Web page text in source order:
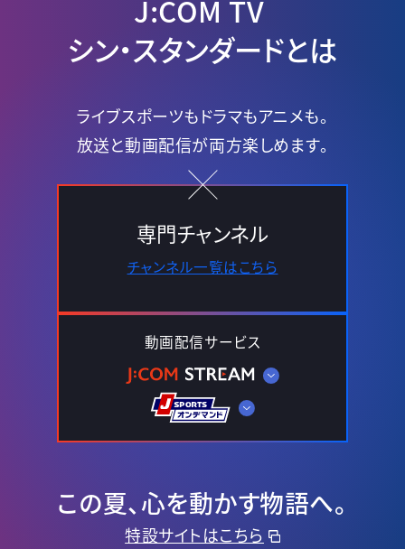
J:COM TV
シン・スタンダードとは
ライブスポーツもドラマもアニメも。
放送と動画配信が両方楽しめます。
専門チャンネル
チャンネル一覧はこちら
動画配信サービス
この夏、心を動かす物語へ。
特設サイトはこちら